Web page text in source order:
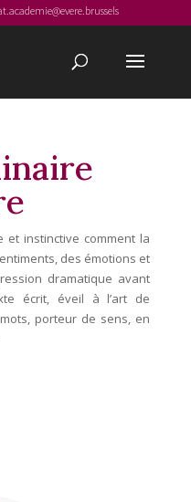
et instinctive comment la
des émotions et
dramatique avant
écrit, éveil à l’art de
porteur de sens, en